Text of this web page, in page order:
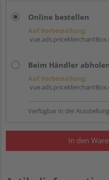
Online bestellen
Auf Vorbestellung:
Beim Händler
Auf Vorbestellung:
Verfügbar in der
In den